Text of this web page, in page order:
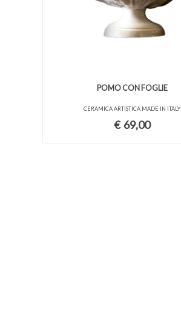
POMO CON FOGLIE
CERAMICA ARTISTICA MADE IN ITALY
€ 69,00